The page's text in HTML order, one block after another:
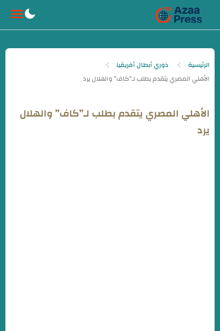
الرئيسية دوري أبطال أفريقيا
الأهلي المصري يتقدم بطلب لـ”كاف” والهلال
يرد